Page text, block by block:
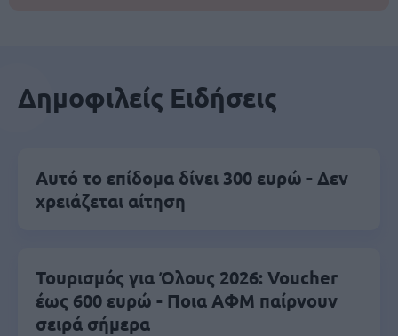
Δημοφιλείς Ειδήσεις
Αυτό το επίδομα δίνει 300 ευρώ - Δεν
χρειάζεται αίτηση
Τουρισμός για Όλους 2026: Voucher
έως 600 ευρώ - Ποια ΑΦΜ παίρνουν
σειρά σήμερα